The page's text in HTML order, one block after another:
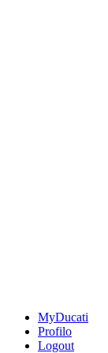
MyDucati
Profilo
Logout